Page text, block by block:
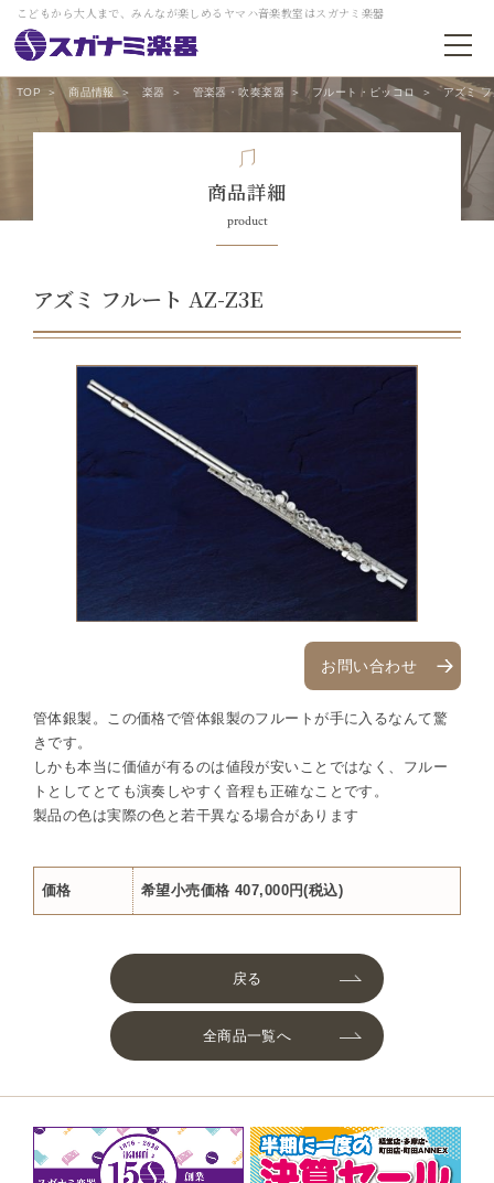
こどもから大人まで、みんなが楽しめるヤマハ音楽教室はスガナミ楽器
TOP 商品情報 楽器 管楽器・吹奏楽器 フルート・ピッコロ アズミ
商品詳細
product
アズミ フルート AZ-Z3E
お問い合わせ
管体銀製。この価格で管体銀製のフルートが手に入るなんて驚
きです。
しかも本当に価値が有るのは値段が安いことではなく、フルー
トとしてとても演奏しやすく音程も正確なことです。
製品の色は実際の色と若干異なる場合があります
価格 希望小売価格 407,000円(税込)
戻る
全商品一覧へ